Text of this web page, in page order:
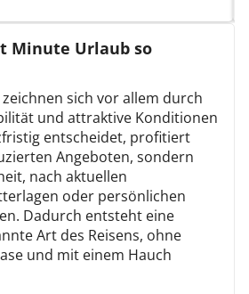
Minute Urlaub so
sich vor allem durch
und attraktive Konditionen
entscheidet, profitiert
Angeboten, sondern
nach aktuellen
oder persönlichen
Dadurch entsteht eine
Art des Reisens, ohne
und mit einem Hauch